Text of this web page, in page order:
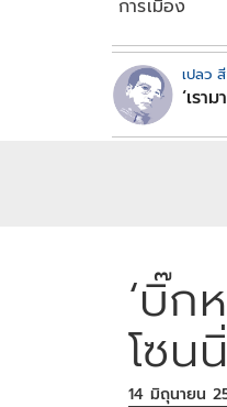
การเมือง
เปลว
‘เรา
‘บิ๊ก
โซน
14 มิถุนายน